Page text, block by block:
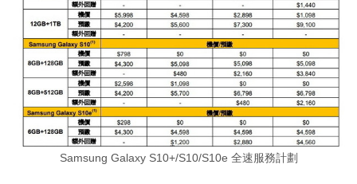
Samsung Galaxy S10+/S10/S10e 全速服務計劃